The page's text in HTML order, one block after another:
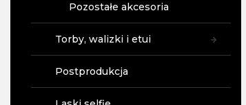
Pozostałe akcesoria
Torby, walizki i etui
Postprodukcja
4-kierunkowy
przegub do
GoPro Hero
W MAGAZYNIE W
gigantická sada
W MAGAZYNIE W